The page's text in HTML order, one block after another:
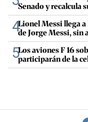
Senado y recalcula
4Lionel Messi llega
de Jorge Messi, sin
5Los aviones F 16
participarán de la